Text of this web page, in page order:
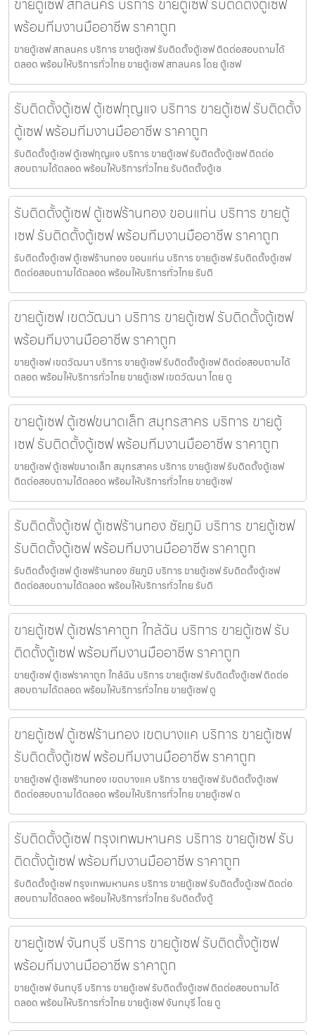
ขายตู้เซฟ สกลนคร บริการ ขายตู้เซฟ รับติดตั้งตู้เซฟ
พร้อมทีมงานมืออาชีพ ราคาถูก
ขายตู้เซฟ สกลนคร บริการ ขายตู้เซฟ รับติดตั้งตู้เซฟ ติดต่อสอบถามได้
ตลอด พร้อมให้บริการทั่วไทย ขายตู้เซฟ สกลนคร โดย ตู้เซฟ
รับติดตั้งตู้เซฟ ตู้เซฟกุญแจ บริการ ขายตู้เซฟ รับติดตั้ง
ตู้เซฟ พร้อมทีมงานมืออาชีพ ราคาถูก
รับติดตั้งตู้เซฟ ตู้เซฟกุญแจ บริการ ขายตู้เซฟ รับติดตั้งตู้เซฟ ติดต่อ
สอบถามได้ตลอด พร้อมให้บริการทั่วไทย รับติดตั้งตู้เซ
รับติดตั้งตู้เซฟ ตู้เซฟร้านทอง ขอนแก่น บริการ ขายตู้
เซฟ รับติดตั้งตู้เซฟ พร้อมทีมงานมืออาชีพ ราคาถูก
รับติดตั้งตู้เซฟ ตู้เซฟร้านทอง ขอนแก่น บริการ ขายตู้เซฟ รับติดตั้งตู้เซฟ
ติดต่อสอบถามได้ตลอด พร้อมให้บริการทั่วไทย รับติ
ขายตู้เซฟ เขตวัฒนา บริการ ขายตู้เซฟ รับติดตั้งตู้เซฟ
พร้อมทีมงานมืออาชีพ ราคาถูก
ขายตู้เซฟ เขตวัฒนา บริการ ขายตู้เซฟ รับติดตั้งตู้เซฟ ติดต่อสอบถามได้
ตลอด พร้อมให้บริการทั่วไทย ขายตู้เซฟ เขตวัฒนา โดย ตู
ขายตู้เซฟ ตู้เซฟขนาดเล็ก สมุทรสาคร บริการ ขายตู้
เซฟ รับติดตั้งตู้เซฟ พร้อมทีมงานมืออาชีพ ราคาถูก
ขายตู้เซฟ ตู้เซฟขนาดเล็ก สมุทรสาคร บริการ ขายตู้เซฟ รับติดตั้งตู้เซฟ
ติดต่อสอบถามได้ตลอด พร้อมให้บริการทั่วไทย ขายตู้เซฟ
รับติดตั้งตู้เซฟ ตู้เซฟร้านทอง ชัยภูมิ บริการ ขายตู้เซฟ
รับติดตั้งตู้เซฟ พร้อมทีมงานมืออาชีพ ราคาถูก
รับติดตั้งตู้เซฟ ตู้เซฟร้านทอง ชัยภูมิ บริการ ขายตู้เซฟ รับติดตั้งตู้เซฟ
ติดต่อสอบถามได้ตลอด พร้อมให้บริการทั่วไทย รับติ
ขายตู้เซฟ ตู้เซฟราคาถูก ใกล้ฉัน บริการ ขายตู้เซฟ รับ
ติดตั้งตู้เซฟ พร้อมทีมงานมืออาชีพ ราคาถูก
ขายตู้เซฟ ตู้เซฟราคาถูก ใกล้ฉัน บริการ ขายตู้เซฟ รับติดตั้งตู้เซฟ ติดต่อ
สอบถามได้ตลอด พร้อมให้บริการทั่วไทย ขายตู้เซฟ ตู
ขายตู้เซฟ ตู้เซฟร้านทอง เขตบางแค บริการ ขายตู้เซฟ
รับติดตั้งตู้เซฟ พร้อมทีมงานมืออาชีพ ราคาถูก
ขายตู้เซฟ ตู้เซฟร้านทอง เขตบางแค บริการ ขายตู้เซฟ รับติดตั้งตู้เซฟ
ติดต่อสอบถามได้ตลอด พร้อมให้บริการทั่วไทย ขายตู้เซฟ ต
รับติดตั้งตู้เซฟ กรุงเทพมหานคร บริการ ขายตู้เซฟ รับ
ติดตั้งตู้เซฟ พร้อมทีมงานมืออาชีพ ราคาถูก
รับติดตั้งตู้เซฟ กรุงเทพมหานคร บริการ ขายตู้เซฟ รับติดตั้งตู้เซฟ ติดต่อ
สอบถามได้ตลอด พร้อมให้บริการทั่วไทย รับติดตั้งตู้
ขายตู้เซฟ จันทบุรี บริการ ขายตู้เซฟ รับติดตั้งตู้เซฟ
พร้อมทีมงานมืออาชีพ ราคาถูก
ขายตู้เซฟ จันทบุรี บริการ ขายตู้เซฟ รับติดตั้งตู้เซฟ ติดต่อสอบถามได้
ตลอด พร้อมให้บริการทั่วไทย ขายตู้เซฟ จันทบุรี โดย ตู